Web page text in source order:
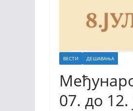
ВЕСТИ ДЕШАВАЊА
07. до 12.